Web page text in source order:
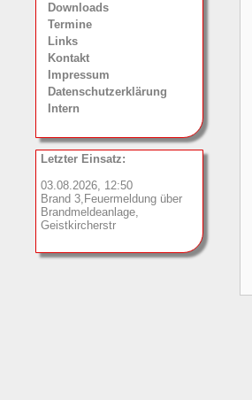
Downloads
Termine
Links
Kontakt
Impressum
Datenschutzerklärung
Intern
Letzter Einsatz:
03.08.2026, 12:50
Brand 3,Feuermeldung über
Brandmeldeanlage,
Geistkircherstr